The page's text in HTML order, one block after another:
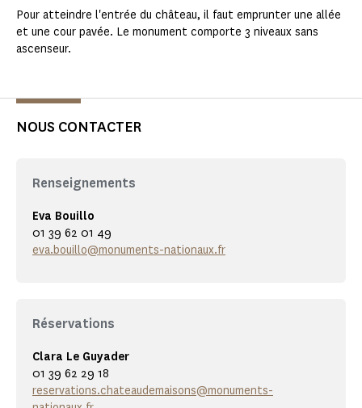
Pour atteindre l'entrée du château, il faut emprunter une allée
et une cour pavée. Le monument comporte 3 niveaux sans
ascenseur.
NOUS CONTACTER
Renseignements
Eva Bouillo
01 39 62 01 49
eva.bouillo@monuments-nationaux.fr
Réservations
Clara Le Guyader
01 39 62 29 18
reservations.chateaudemaisons@monuments-